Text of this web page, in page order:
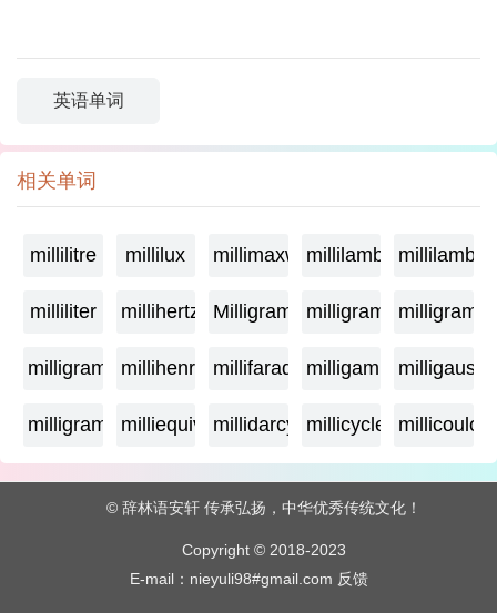
英语单词
相关单词
millilitre millilux millimaxwellmillilambda
milliliter millihertz Milligramagemilligrame
milligrammemillihenry millifarad milligammamilligauss
milligram milliequivalentmillidarcy millicycle
© 辞林语安轩 传承弘扬，中华优秀传统文化！
Copyright © 2018-2023
E-mail：nieyuli98#gmail.com 反馈